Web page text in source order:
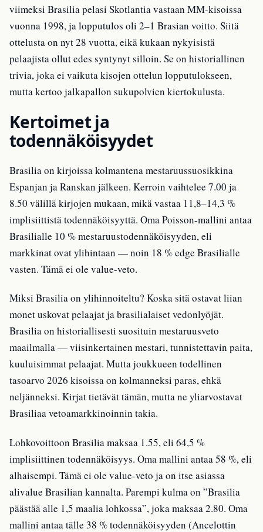
viimeksi Brasilia pelasi Skotlantia vastaan MM-kisoissa
vuonna 1998, ja lopputulos oli 2–1 Brasian voitto. Siitä
ottelusta on nyt 28 vuotta, eikä kukaan nykyisistä
pelaajista ollut edes syntynyt silloin. Se on historiallinen
trivia, joka ei vaikuta kisojen ottelun lopputulokseen,
mutta kertoo jalkapallon sukupolvien kiertokulusta.
Kertoimet ja
todennäköisyydet
Brasilia on kirjoissa kolmantena mestaruussuosikkina
Espanjan ja Ranskan jälkeen. Kerroin vaihtelee 7.00 ja
8.50 välillä kirjojen mukaan, mikä vastaa 11,8–14,3 %
implisiittistä todennäköisyyttä. Oma Poisson-mallini antaa
Brasilialle 10 % mestaruustodennäköisyyden, eli
markkinat ovat ylihintaan — noin 18 % edge Brasilialle
vasten. Tämä ei ole value-veto.
Miksi Brasilia on ylihinnoiteltu? Koska sitä ostavat liian
monet uskovat pelaajat ja brasilialaiset vedonlyöjät.
Brasilia on historiallisesti suosituin mestaruusveto
maailmalla — viisinkertainen mestari, tunnistettavin paita,
kuuluisimmat pelaajat. Mutta joukkueen todellinen
tasoarvo 2026 kisoissa on kolmanneksi paras, ehkä
neljänneksi. Kirjat tietävät tämän, mutta ne yliarvostavat
Brasiliaa vetoamarkkinoinnin takia.
Lohkovoittoon Brasilia maksaa 1.55, eli 64,5 %
implisiittinen todennäköisyys. Oma mallini antaa 58 %, eli
alhaisempi. Tämä ei ole value-veto ja on itse asiassa
alivalue Brasilian kannalta. Parempi kulma on ”Brasilia
päästää alle 1,5 maalia lohkossa”, joka maksaa 2.80. Oma
mallini antaa tälle 38 % todennäköisyyden (Ancelottin